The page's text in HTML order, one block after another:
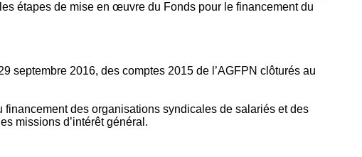
étapes de mise en œuvre du Fonds pour le financement du
septembre 2016, des comptes 2015 de l’AGFPN clôturés au
des organisations syndicales de salariés et des
missions d’intérêt général.